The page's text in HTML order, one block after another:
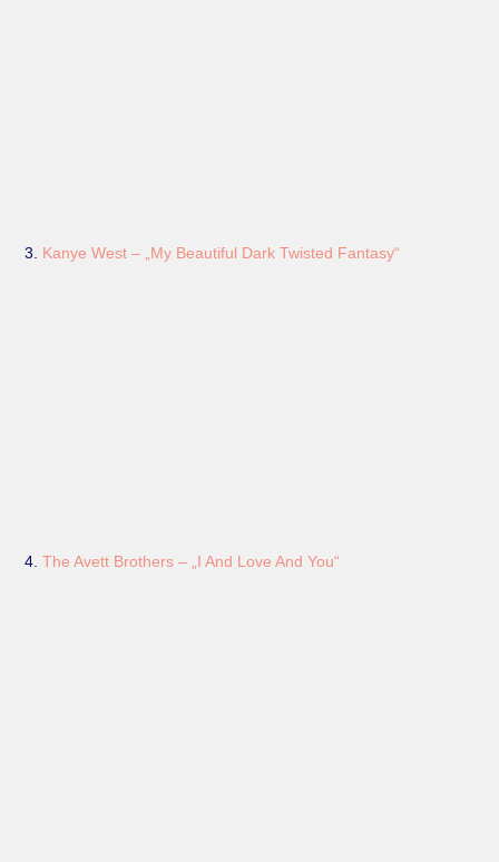
3. Kanye West – „My Beautiful Dark Twisted Fantasy“
4.The Avett Brothers – „I And Love And You“